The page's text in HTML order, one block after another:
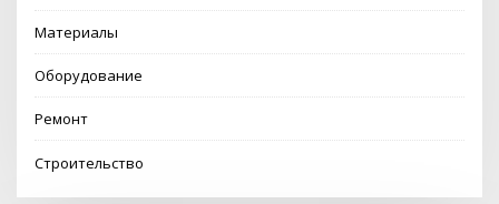
Материалы
Оборудование
Ремонт
Строительство